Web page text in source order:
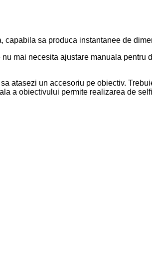
capabila sa produca instantanee de
mai necesita ajustare manuala
atasezi un accesoriu pe obiectiv.
a obiectivului permite realizarea de